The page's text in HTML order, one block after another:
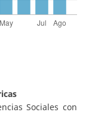
Sociales con